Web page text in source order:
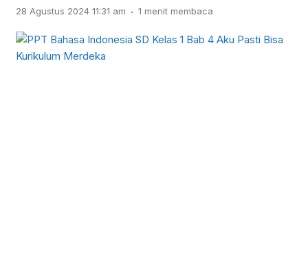
28 Agustus 2024 11:31 am . 1 menit membaca